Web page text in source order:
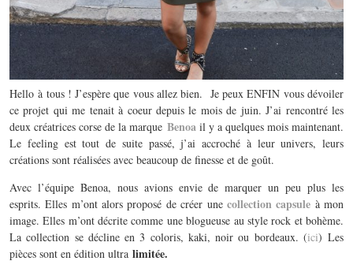
Hello à tous ! J’espère que vous allez bien. Je peux ENFIN vous dévoiler
ce projet qui me tenait à coeur depuis le mois de juin. J’ai rencontré les
deux créatrices corse de la marque Benoail y a quelques mois maintenant.
Le feeling est tout de suite passé, j’ai accroché à leur univers, leurs
créations sont réalisées avec beaucoup de finesse et de goût.
Avec l’équipe Benoa, nous avions envie de marquer un peu plus les
esprits. Elles m’ont alors proposé de créer une collection capsule à mon
image. Elles m’ont décrite comme une blogueuse au style rock et bohème.
La collection se décline en 3 coloris, kaki, noir ou bordeaux. (ici) Les
pièces sont en édition ultra limitée.